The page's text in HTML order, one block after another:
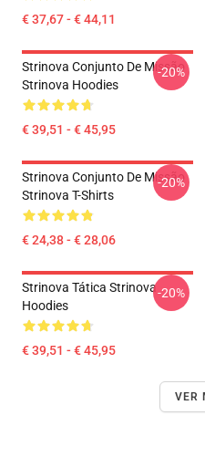
€ 37,67 - € 44,11
Strinova Conjunto De Missão
Strinova Hoodies
€ 39,51 - € 45,95
-20%
Strinova Conjunto De Missão
Strinova T-Shirts
€ 24,38 - € 28,06
-20%
Strinova Tática Strinova
Hoodies
€ 39,51 - € 45,95
-20%
VER